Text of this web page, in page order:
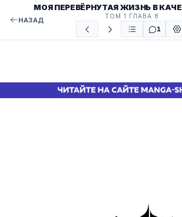
НАЗАД
МОЯ ПЕРЕВЁРНУТАЯ ЖИЗНЬ В
ТОМ 1 ГЛАВА 8
1